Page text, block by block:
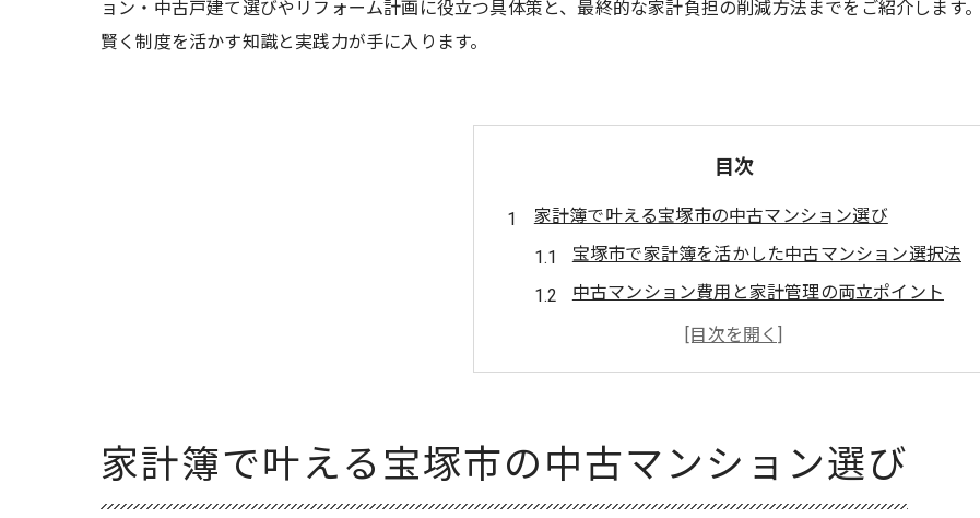
ョン・中古戸建て選びやリフォーム計画に役立つ具体策と、最終的な家計負担の削減方法までをご紹介します
賢く制度を活かす知識と実践力が手に入ります。
目次
家計簿で叶える宝塚市の中古マンション選び
宝塚市で家計簿を活かした中古マンション選択法
中古マンション費用と家計管理の両立ポイント
宝塚市の住宅事情から家計簿で見極めるコツ
中古マンション購入時の家計簿活用術を解説
住宅と暮らしを支える家計管理の極意
宝塚市で住宅購入と家計管理を両立する秘訣
家計簿で叶える宝塚市の中古マンション選び